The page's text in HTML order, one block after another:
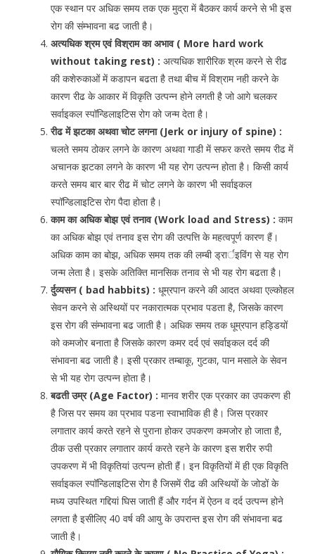
एक स्थान पर अधिक समय तक एक मुद्रा में बैठकर कार्य करने से भी इस
रोग की संम्भावना बढ जाती है।
अत्यधिक श्रम एवं विश्राम का अभाव ( More hard work
without taking rest) : अत्यधिक शारीरिक श्रम करने से रीढ
की कशेरुकाओं में कडापन बढता है तथा बीच में विश्राम नही करने के
कारण रीढ के आकार में विकृति उत्पन्न होने लगती है जो आगे चलकर
सर्वाइकल स्पॉन्डिलाइटिस रोग को जन्म देता है।
रीढ में झटका अथवा चोट लगना (Jerk or injury of spine) :
चलते समय ठोकर लगने के कारण अथवा गाडी में सफर करते समय रीढ में
अचानक झटका लगने के कारण भी यह रोग उत्पन्न होता है। किसी कार्य
करते समय बार बार रीढ में चोट लगने के कारण भी सर्वाइकल
स्पॉन्डिलाइटिस रोग पैदा होता है।
काम का अधिक बोझ एवं तनाव (Work load and Stress) : काम
का अधिक बोझ एवं तनाव इस रोग की उत्पत्ति के महत्वपूर्ण कारण हैं।
अधिक काम का बोझ, अधिक समय तक की लम्बी ड्रार्इविंग से यह रोग
जन्म लेता है। इसके अतिक्ति मानसिक तनाव से भी यह रोग बढता है।
र्दुव्यसन ( bad habbits) : धूम्रपान करने की आदत अथवा एल्कोहल
सेवन करने से अस्थियों पर नकारात्मक प्रभाव पडता है, जिसके कारण
इस रोग की संम्भावना बढ जाती है। अधिक समय तक धूम्रपान हड्डियों
को कमजोर बनाता है जिसके कारण कमर दर्द एवं सर्वाइकल दर्द की
संभावना बढ जाती है। इसी प्रकार तम्बाकू, गुटका, पान मसाले के सेवन
से भी यह रोग उत्पन्न होता है।
बढती उम्र (Age Factor) : मानव शरीर एक प्रकार का उपकरण ही
है जिस पर समय का प्रभाव पडना स्वाभाविक ही है। जिस प्रकार
लगातार कार्य करते रहने से पुराना होकर उपकरण कमजोर हो जाता है,
ठीक उसी प्रकार लगातार कार्य करते रहने के कारण इस शरीर रुपी
उपकरण में भी विकृतियां उत्पन्न होती हैं। इन विकृतियों में ही एक विकृति
सर्वाइकल स्पॉन्डिलाइटिस रोग है जिसमें रीढ की अस्थियों के जोडों के
मध्य उपस्थित गद्दियां घिस जाती हैं और गर्दन में ऐठन व दर्द उत्पन्न होने
लगता है इसीलिए 40 वर्ष की आयु के उपरान्त इस रोग की संभावना बढ
जाती है।